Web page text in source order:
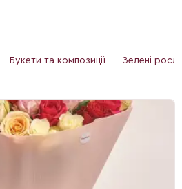
Букети та композиції Зелені